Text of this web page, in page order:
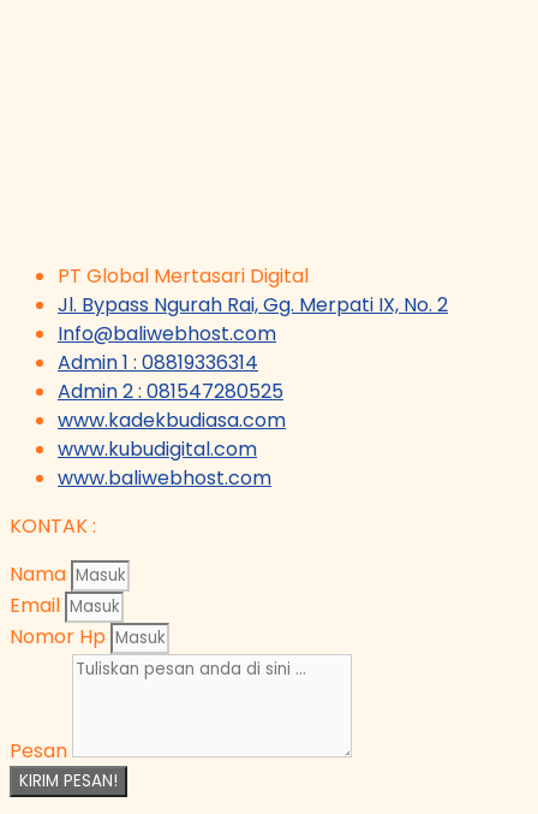
PT Global Mertasari Digital
Jl. Bypass Ngurah Rai, Gg. Merpati IX, No. 2
Info@baliwebhost.com
Admin 1 : 08819336314
Admin 2 : 081547280525
www.kadekbudiasa.com
www.kubudigital.com
www.baliwebhost.com
KONTAK :
Nama
Email
Nomor Hp
Pesan
KIRIM PESAN!